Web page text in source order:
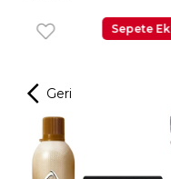
Sepete Ekle